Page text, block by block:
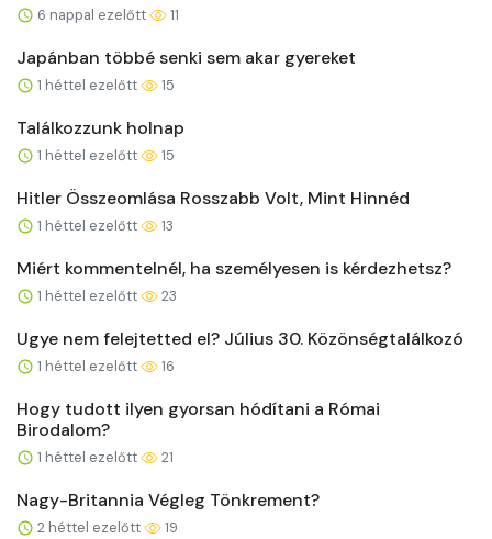
6 nappal ezelőtt 11
Japánban többé senki sem akar gyereket
1 héttel ezelőtt 15
Találkozzunk holnap
1 héttel ezelőtt 15
Hitler Összeomlása Rosszabb Volt, Mint Hinnéd
1 héttel ezelőtt 13
Miért kommentelnél, ha személyesen is kérdezhetsz?
1 héttel ezelőtt 23
Ugye nem felejtetted el? Július 30. Közönségtalálkozó
1 héttel ezelőtt 16
Hogy tudott ilyen gyorsan hódítani a Római
Birodalom?
1 héttel ezelőtt 21
Nagy-Britannia Végleg Tönkrement?
2 héttel ezelőtt 19